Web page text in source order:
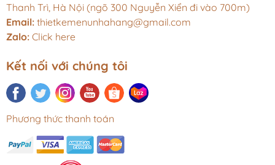
Thanh Trì, Hà Nội (ngõ 300 Nguyễn Xiển đi vào 700m)
Email: thietkemenunhahang@gmail.com
Zalo: Click here
Kết nối với chúng tôi
Phương thức thanh toán